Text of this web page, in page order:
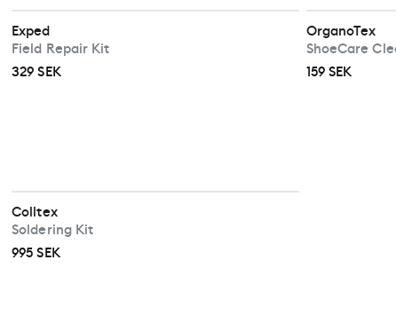
Exped
Field Repair Kit
329 SEK
OrganoTex
ShoeCare
159 SEK
Colltex
Soldering Kit
995 SEK